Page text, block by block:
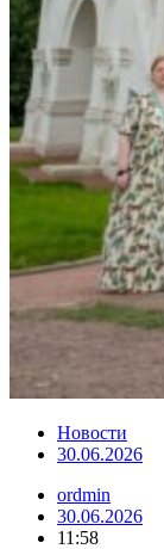
Новости
30.06.2026
ordmin
30.06.2026
11:58